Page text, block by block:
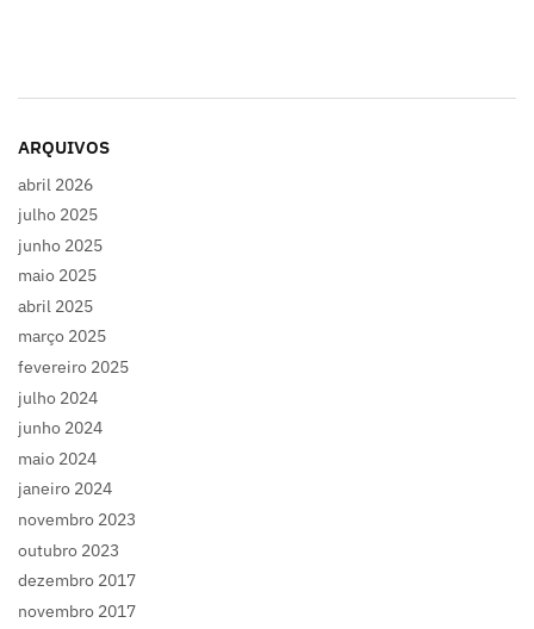
ARQUIVOS
abril 2026
julho 2025
junho 2025
maio 2025
abril 2025
março 2025
fevereiro 2025
julho 2024
junho 2024
maio 2024
janeiro 2024
novembro 2023
outubro 2023
dezembro 2017
novembro 2017